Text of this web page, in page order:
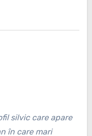
silvic care apare
în care mari